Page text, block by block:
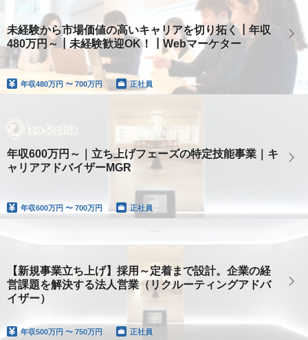
未経験から市場価値の高いキャリアを切り拓く┃年収
480万円～┃未経験歓迎OK！┃Webマーケター
年収480万円 〜 700万円 正社員
年収600万円～｜立ち上げフェーズの特定技能事業｜キ
ャリアアドバイザーMGR
年収600万円 〜 700万円 正社員
【新規事業立ち上げ】採用～定着まで設計。企業の経
営課題を解決する法人営業（リクルーティングアドバ
イザー）
年収500万円 〜 750万円 正社員